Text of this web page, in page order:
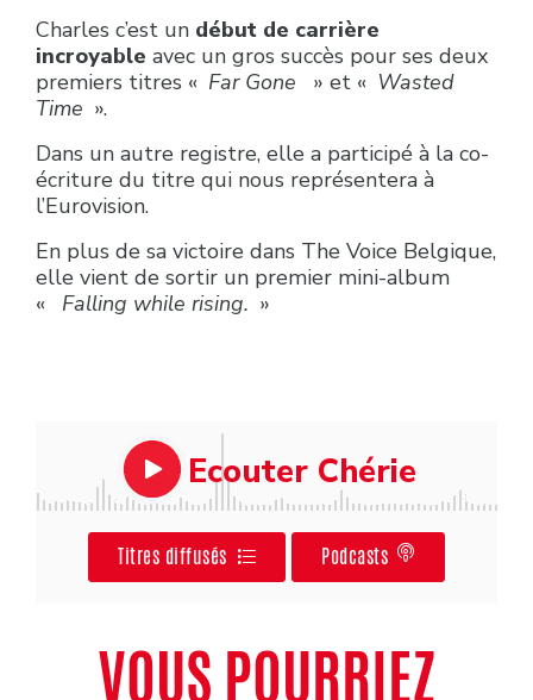
Charles c’est un début de carrière
incroyable avec un gros succès pour ses deux
premiers titres « Far Gone » et « Wasted
Time ».
Dans un autre registre, elle a participé à la co-
écriture du titre qui nous représentera à
l’Eurovision.
En plus de sa victoire dans The Voice Belgique,
elle vient de sortir un premier mini-album
«
Falling while rising. »
Ecouter Chérie
Titres diffusés Podcasts
VOUS POURRIEZ